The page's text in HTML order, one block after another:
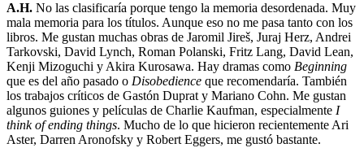
A.H. No las clasificaría porque tengo la memoria desordenada. Muy
mala memoria para los títulos. Aunque eso no me pasa tanto con los
libros. Me gustan muchas obras de Jaromil Jireš, Juraj Herz, Andrei
Tarkovski, David Lynch, Roman Polanski, Fritz Lang, David Lean,
Kenji Mizoguchi y Akira Kurosawa. Hay dramas como Beginning
que es del año pasado o Disobedience que recomendaría. También
los trabajos críticos de Gastón Duprat y Mariano Cohn. Me gustan
algunos guiones y películas de Charlie Kaufman, especialmente I
think of ending things. Mucho de lo que hicieron recientemente Ari
Aster, Darren Aronofsky y Robert Eggers, me gustó bastante.